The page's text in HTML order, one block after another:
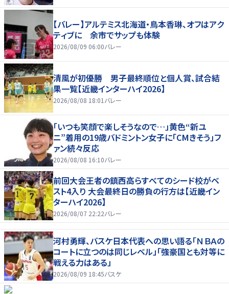
【バレー】アルテミス北海道・鳥本香琳、オフはアク
ティブに 余市でサップも体験
2026/08/09 06:00バレー
清風が初優勝 男子最終順位と個人賞、試合結
果一覧【近畿インターハイ2026】
2026/08/08 18:01バレー
「いつも笑顔で楽しそうなので…」黄色“新ユ
ニ”着用の19歳バドミントン女子に「CMきそう」フ
ァン続々反応
2026/08/08 16:10バレー
前回大会王者の鎮西高らすべてのシード校がベ
スト4入り 大会最終日の勝負の行方は【近畿イン
ターハイ2026】
2026/08/07 22:22バレー
河村勇輝、バスケ日本代表への思い語る「ＮＢＡの
コートに立つのは同じレベル」「強豪国とも対等に
戦える力はある」
2026/08/09 18:45バスケ